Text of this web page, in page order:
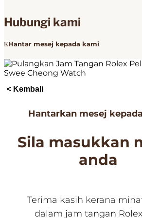
Hubungi kami
Hantar mesej kepada kami
Hantarkan mesej
Sila masukkan
anda
Terima kasih kerana
dalam jam tangan
< Kembali